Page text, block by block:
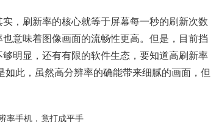
，刷新率的核心就等于屏幕每一秒的刷新次数
意味着图像画面的流畅性更高。但是，目前挡
明显，还有有限的软件生态，要知道高刷新率
此，虽然高分辨率的确能带来细腻的画面，但